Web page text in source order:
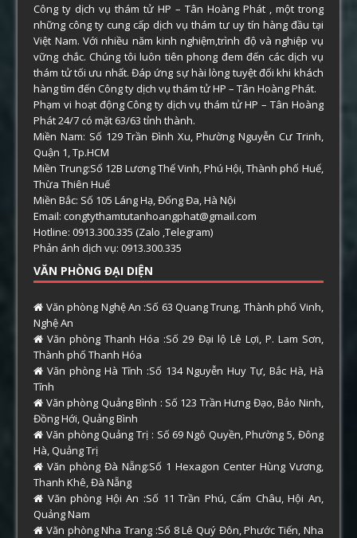
Công ty dịch vụ thám tử HP – Tân Hoàng Phát , một trong
những công ty cung cấp dịch vụ thám tư uy tín hàng đầu tại
Việt Nam. Với nhiều năm kinh nghiệm,trình độ và nghiệp vụ
vững chắc. Chúng tôi luôn tiên phong đem đến các dịch vụ
thám tử tối ưu nhất. Đáp ứng sự hài lòng tuyệt đối khi khách
hàng tìm đến Công ty dịch vụ thám tử HP – Tân Hoàng Phát.
Phạm vi hoạt động Công ty dịch vụ thám tử HP – Tân Hoàng
Phát 24/7 có mặt 63/63 tỉnh thành.
Miền Nam: Số 129 Trần Đình Xu, Phường Nguyễn Cư Trinh,
Quận 1, Tp.HCM
Miền Trung:Số 12B Lương Thế Vinh, Phú Hội, Thành phố Huế,
Thừa Thiên Huế
Miền Bắc: Số 105 Láng Hạ, Đống Đa, Hà Nội
Email: congtythamtutanhoangphat@gmail.com
Hotline: 0913.300.335 (Zalo ,Telegram)
Phản ánh dịch vụ: 0913.300.335
VĂN PHÒNG ĐẠI DIỆN
Văn phòng Nghệ An :Số 63 Quang Trung, Thành phố Vinh,
Nghệ An
Văn phòng Thanh Hóa :Số 29 Đại lộ Lê Lợi, P. Lam Sơn,
Thành phố Thanh Hóa
Văn phòng Hà Tĩnh :Số 134 Nguyễn Huy Tự, Bắc Hà, Hà
Tĩnh
Văn phòng Quảng Bình : Số 123 Trần Hưng Đạo, Bảo Ninh,
Đồng Hới, Quảng Bình
Văn phòng Quảng Trị : Số 69 Ngô Quyền, Phường 5, Đông
Hà, Quảng Trị
Văn phòng Đà Nẵng:Số 1 Hexagon Center Hùng Vương,
Thanh Khê, Đà Nẵng
Văn phòng Hội An :Số 11 Trần Phú, Cẩm Châu, Hội An,
Quảng Nam
Văn phòng Nha Trang :Số 8 Lê Quý Đôn, Phước Tiến, Nha